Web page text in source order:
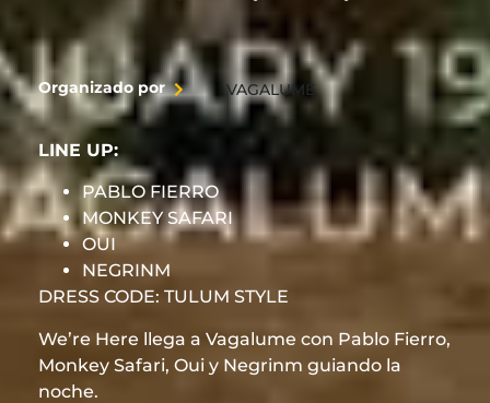
mar, ofrece una conexión única entre naturaleza,
cultura y bienestar. Desde sus exclusivos beach
clubs y hoteles boutique hasta experiencias como
yoga al amanecer o cenas bajo las estrellas, Tulum
es sinónimo de estilo consciente y lujo descalzo.
Ideal para escapadas románticas, viajes de bienestar
o aventuras con alma. Auténtico, chic y espiritual,
Tulum es el rincón más inspirador de la Riviera
Maya. ¡Vívelo a tu manera!
Organizado por VAGALUME
LINE UP:
PABLO FIERRO
MONKEY SAFARI
OUI
NEGRINM
DRESS CODE: TULUM STYLE
We’re Here llega a Vagalume con Pablo Fierro,
Monkey Safari, Oui y Negrinm guiando la
noche.